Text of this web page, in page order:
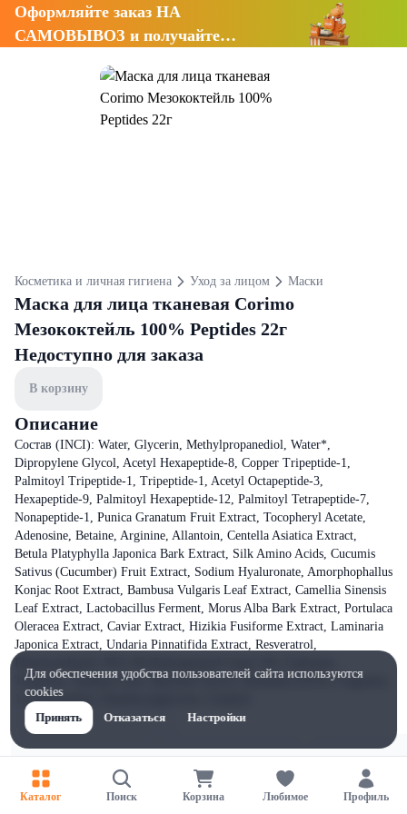
Оформляйте заказ НА
САМОВЫВОЗ и получайте
Косметика и личная гигиена Уход за лицом Маски
Маска для лица тканевая Corimo
Мезококтейль 100% Peptides 22г
Недоступно для заказа
В корзину
Описание
Состав (INCI): Water, Glycerin, Methylpropanediol, Water*,
Dipropylene Glycol, Acetyl Hexapeptide-8, Copper Tripeptide-1,
Palmitoyl Tripeptide-1, Tripeptide-1, Acetyl Octapeptide-3,
Hexapeptide-9, Palmitoyl Hexapeptide-12, Palmitoyl Tetrapeptide-7,
Nonapeptide-1, Punica Granatum Fruit Extract, Tocopheryl Acetate,
Adenosine, Betaine, Arginine, Allantoin, Centella Asiatica Extract,
Betula Platyphylla Japonica Bark Extract, Silk Amino Acids, Cucumis
Sativus (Cucumber) Fruit Extract, Sodium Hyaluronate, Amorphophallus
Konjac Root Extract, Bambusa Vulgaris Leaf Extract, Camellia Sinensis
Leaf Extract, Lactobacillus Ferment, Morus Alba Bark Extract, Portulaca
Oleracea Extract, Caviar Extract, Hizikia Fusiforme Extract, Laminaria
Japonica Extract, Undaria Pinnatifida Extract, Resveratrol,
Trehalose, Xanthan Gum, Butylene Glycol, Disodium EDTA, Fragrance,
1,2-Hexanediol, Ethylhexylglycerin, Linalool.
Каталог Поиск Корзина Любимое Профиль
Для обеспечения удобства пользователей сайта используются
cookies
Принять
Отказаться Настройки